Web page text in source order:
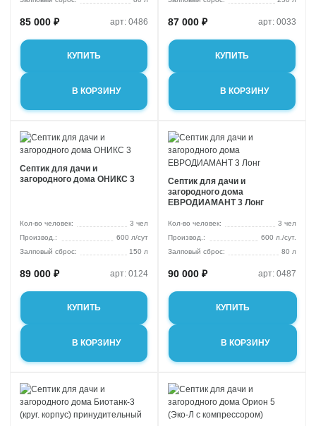
85 000 ₽ арт: 0486
КУПИТЬ
В КОРЗИНУ
87 000 ₽ арт: 0033
КУПИТЬ
В КОРЗИНУ
Септик для дачи и
загородного дома ОНИКС 3
Кол-во человек:
3 чел
600 л/сут
Залповый сброс:
150 л
89 000 ₽ арт: 0124
КУПИТЬ
В КОРЗИНУ
Септик для дачи и
загородного дома
ЕВРОДИАМАНТ 3 Лонг
Кол-во человек:
3 чел
600 л./сут.
Залповый сброс:
80 л
90 000 ₽ арт: 0487
КУПИТЬ
В КОРЗИНУ